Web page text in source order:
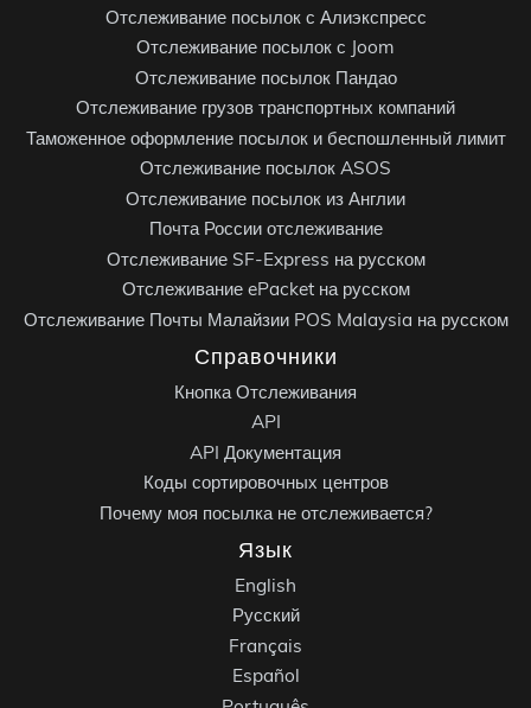
Отслеживание посылок с Алиэкспресс
Отслеживание посылок с Joom
Отслеживание посылок Пандао
Отслеживание грузов транспортных компаний
Таможенное оформление посылок и беспошленный лимит
Отслеживание посылок ASOS
Отслеживание посылок из Англии
Почта России отслеживание
Отслеживание SF-Express на русском
Отслеживание ePacket на русском
Отслеживание Почты Малайзии POS Malaysia на русском
Справочники
Кнопка Отслеживания
API
API Документация
Коды сортировочных центров
Почему моя посылка не отслеживается?
Язык
English
Русский
Français
Español